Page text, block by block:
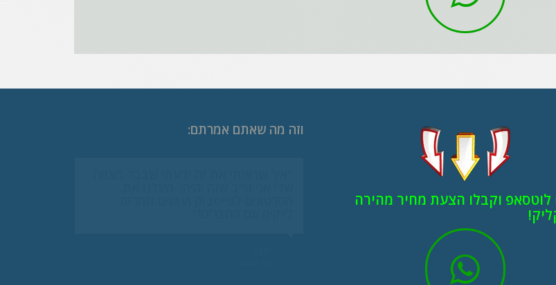
לוטסאפ וקבלו הצעת מחיר מהירה
וזה מה שאתם אמרתם: